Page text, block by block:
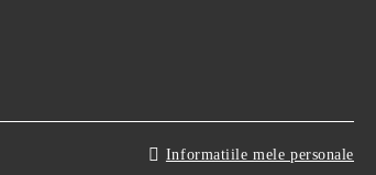
Informatiile mele personale